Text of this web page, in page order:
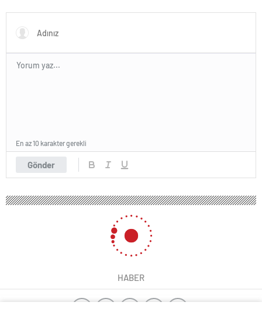
Gönder
En az 10 karakter gerekli
HABER